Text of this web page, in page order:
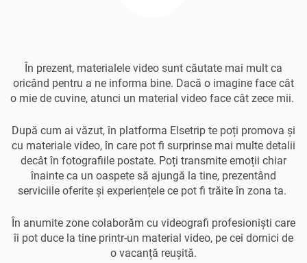
În prezent, materialele video sunt căutate mai mult ca
oricând pentru a ne informa bine. Dacă o imagine face cât
o mie de cuvine, atunci un material video face cât zece mii.
După cum ai văzut, în platforma Elsetrip te poți promova și
cu materiale video, în care pot fi surprinse mai multe detalii
decât în fotografiile postate. Poți transmite emoții chiar
înainte ca un oaspete să ajungă la tine, prezentând
serviciile oferite și experiențele ce pot fi trăite în zona ta.
În anumite zone colaborăm cu videografi profesioniști care
îi pot duce la tine printr-un material video, pe cei dornici de
o vacanță reușită.